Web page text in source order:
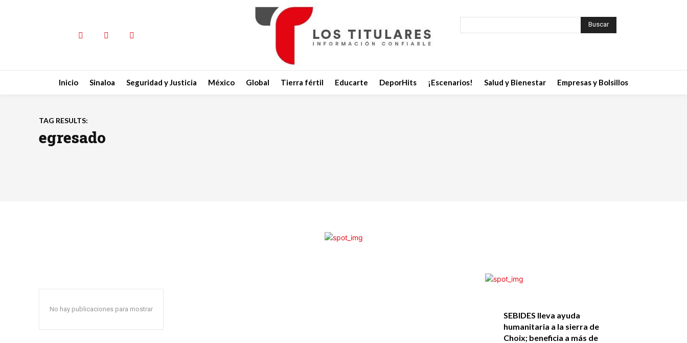
Buscar
Inicio Sinaloa Seguridad y Justicia México Global Tierra fértil Educarte DeporHits ¡Escenarios! Salud y Bienestar Empresas y Bolsillos
TAG RESULTS:
egresado
No hay publicaciones para mostrar
SEBIDES lleva ayuda
humanitaria a la sierra de
Choix; beneficia a más de